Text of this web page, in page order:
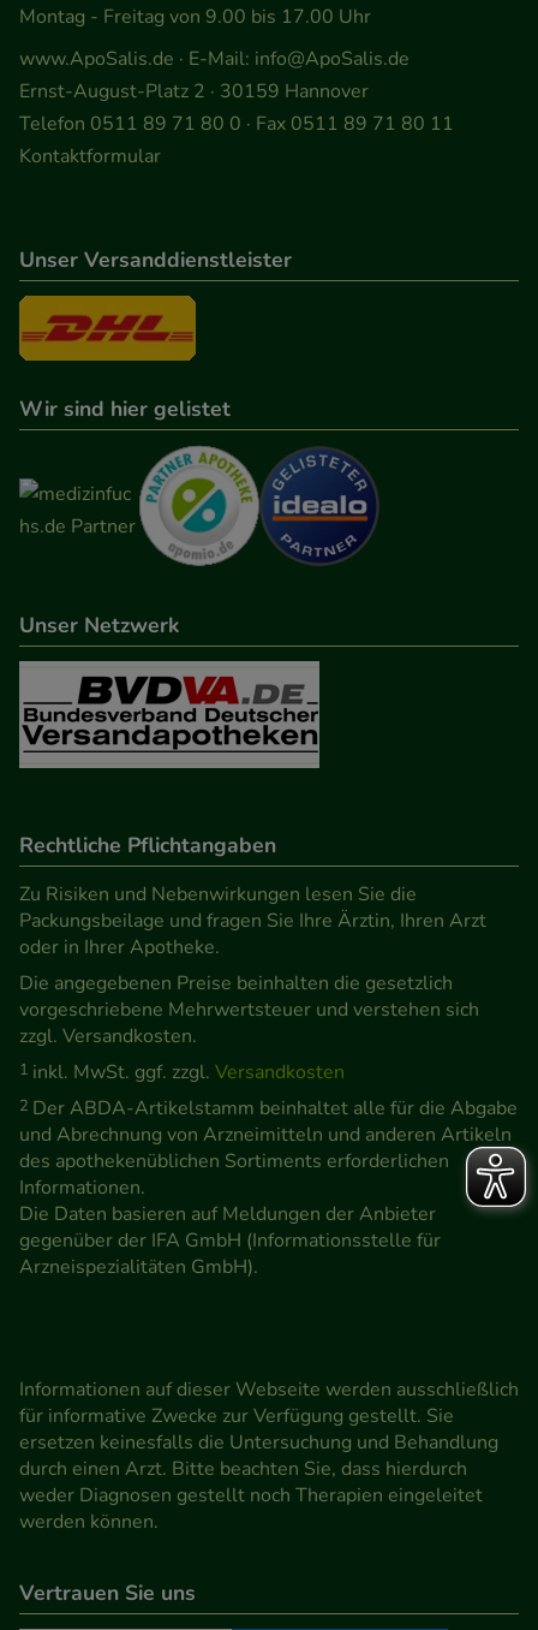
Statistik & Tracking:
Informationen über die Art und Weise der Nutzung
unserer Website sammeln, mit deren Hilfe wir
unsere Website weiter für Sie optimieren können,
den Inhalt auf unserer Website aber auch die
teilweise an Dritte wie z.B. Google oder soziale
Medien übertragen werden.
Montag - Freitag von 9.00 bis 17.00 Uhr
www.ApoSalis.de · E-Mail: info@ApoSalis.de
Ernst-August-Platz 2 · 30159 Hannover
Telefon 0511 89 71 80 0 · Fax 0511 89 71 80 11
Kontaktformular
Unser Versanddienstleister
Wir sind hier gelistet
Unser Netzwerk
Rechtliche Pflichtangaben
Zu Risiken und Nebenwirkungen lesen Sie die
Packungsbeilage und fragen Sie Ihre Ärztin, Ihren Arzt
oder in Ihrer Apotheke.
Die angegebenen Preise beinhalten die gesetzlich
vorgeschriebene Mehrwertsteuer und verstehen sich
zzgl. Versandkosten.
1 inkl. MwSt. ggf. zzgl. Versandkosten
2 Der ABDA-Artikelstamm beinhaltet alle für die Abgabe
und Abrechnung von Arzneimitteln und anderen Artikeln
des apothekenüblichen Sortiments erforderlichen
Informationen.
Die Daten basieren auf Meldungen der Anbieter
gegenüber der IFA GmbH (Informationsstelle für
Arzneispezialitäten GmbH).
Informationen auf dieser Webseite werden ausschließlich
für informative Zwecke zur Verfügung gestellt. Sie
ersetzen keinesfalls die Untersuchung und Behandlung
durch einen Arzt. Bitte beachten Sie, dass hierdurch
weder Diagnosen gestellt noch Therapien eingeleitet
werden können.
Vertrauen Sie uns